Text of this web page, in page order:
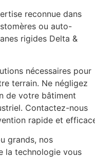
reconnue dans
ou auto-
rigides Delta &
nécessaires pour
terrain. Ne négligez
de votre bâtiment
Contactez-nous
rapide et
grands, nos
la technologie vous